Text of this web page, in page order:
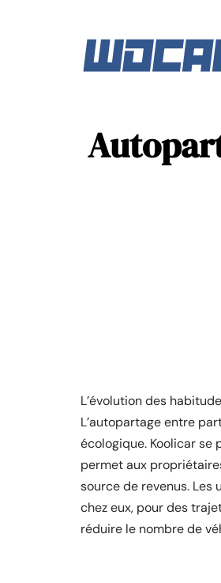
L’évolution des
L’autopartage entre
écologique. Koolicar
permet aux
source de revenus.
chez eux, pour des
réduire le nombre de